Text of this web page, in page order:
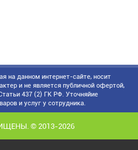
на данном интернет-сайте, носит
и не является публичной офертой,
437 (2) ГК РФ. Уточняйие
и услуг у сотрудника.
© 2013-2026